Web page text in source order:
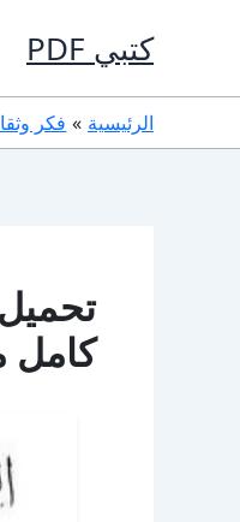
كتبي PDF
الرئيسية فكر
كامل